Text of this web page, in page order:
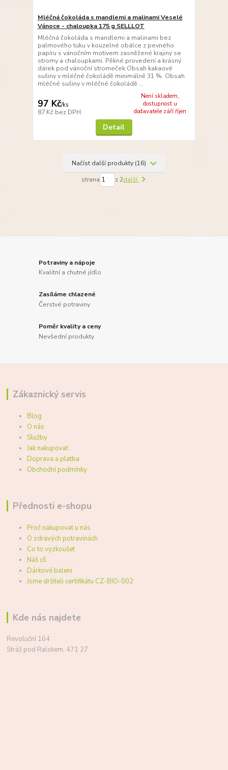
Mléčná čokoláda s mandlemi a malinami Veselé
Vánoce - chaloupka 175 g SELLLOT
Mléčná čokoláda s mandlemi a malinami bez
palmového tuku v kouzelné obálce z pevného
papíru s vánočním motivem zasněžené krajiny se
stromy a chaloupkami. Pěkné provedení a krásný
dárek pod vánoční stromeček.Obsah kakaové
sušiny v mléčné čokoládě minimálně 31 %. Obsah
mléčné sušiny v mléčné čokoládě ...
97 Kč/ks
87 Kč bez DPH
Není skladem,
dostupnost u
dodavatele září říjen
Detail
Načíst další produkty (16)
strana z 2další
Potraviny a nápoje
Kvalitní a chutné jídlo
Zasíláme chlazené
Čerstvé potraviny
Poměr kvality a ceny
Nevšední produkty
Zákaznický servis
Blog
O nás
Služby
Jak nakupovat
Doprava a platba
Obchodní podmínky
Přednosti e-shopu
Proč nakupovat u nás
O zdravých potravinách
Co to vyzkoušet
Náš cíl
Dárkové balení
Jsme držiteli certifikátu CZ-BIO-002
Kde nás najdete
Revoluční 164
Stráž pod Ralskem, 471 27